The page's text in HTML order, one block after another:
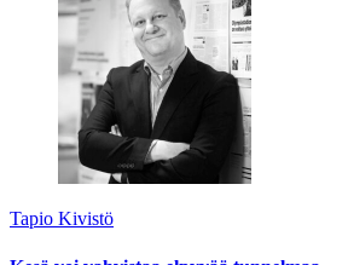
Tapio Kivistö